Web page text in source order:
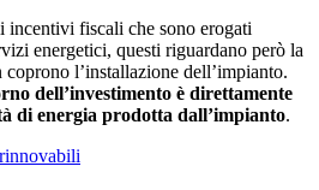
incentivi fiscali che sono erogati
energetici, questi riguardano però la
l’installazione dell’impianto.
dell’investimento è direttamente
di energia prodotta dall’impianto.